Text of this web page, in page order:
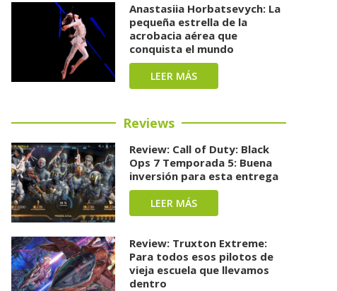
Anastasiia Horbatsevych: La
pequeña estrella de la
acrobacia aérea que
conquista el mundo
LEER MÁS
Reviews
Review: Call of Duty: Black
Ops 7 Temporada 5: Buena
inversión para esta entrega
LEER MÁS
Review: Truxton Extreme:
Para todos esos pilotos de
vieja escuela que llevamos
dentro